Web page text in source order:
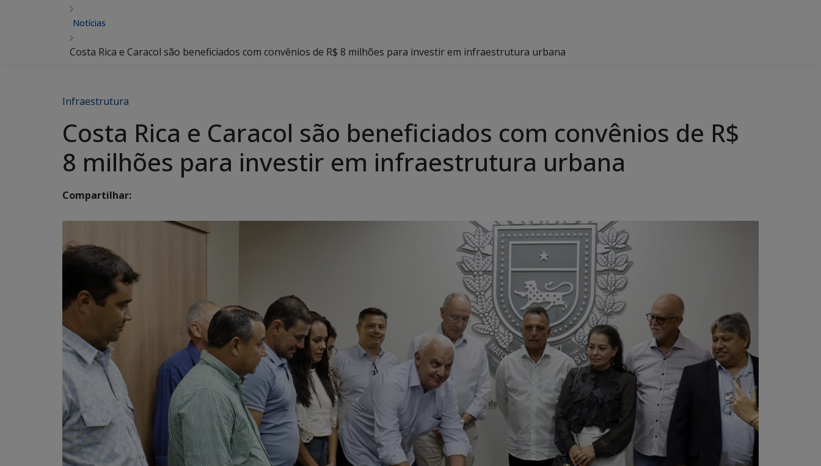
Notícias
Costa Rica e Caracol são beneficiados com convênios de R$ 8 milhões para investir em infraestrutura urbana
Infraestrutura
Costa Rica e Caracol são beneficiados com convênios de R$
8 milhões para investir em infraestrutura urbana
Compartilhar: